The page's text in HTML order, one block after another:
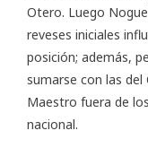
Otero. Luego
reveses iniciales
posición; además,
sumarse con las del
Maestro fuera de
nacional.